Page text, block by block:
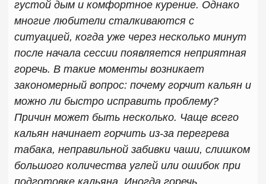
можно ли быстро исправить проблему?
Причин может быть несколько. Чаще всего
табака, неправильной забивки чаши, слишком
большого количества углей или ошибок при
сопровождается снижением количества дыма,
потерей вкуса или неприятными ощущениями
в горле. Именно поэтому важно не только
понять, из-за чего горчит кальян, но и
научиться быстро определять источник
проблемы.
Если кальян горчит в горле, дает мало дыма
или полностью потерял вкус, не стоит сразу
переделывать всю забивку. В большинстве
случаев ситуацию можно исправить